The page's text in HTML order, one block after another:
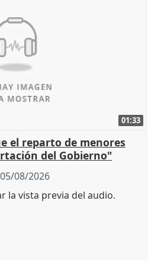
01:33
el reparto de menores
del Gobierno"
05/08/2026